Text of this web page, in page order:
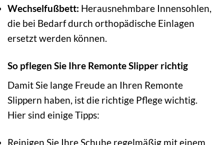
Wechselfußbett: Herausnehmbare Innensohlen,
die bei Bedarf durch orthopädische Einlagen
ersetzt werden können.
So pflegen Sie Ihre Remonte Slipper richtig
Damit Sie lange Freude an Ihren Remonte
Slippern haben, ist die richtige Pflege wichtig.
Hier sind einige Tipps:
Reinigen Sie Ihre Schuhe regelmäßig mit einem